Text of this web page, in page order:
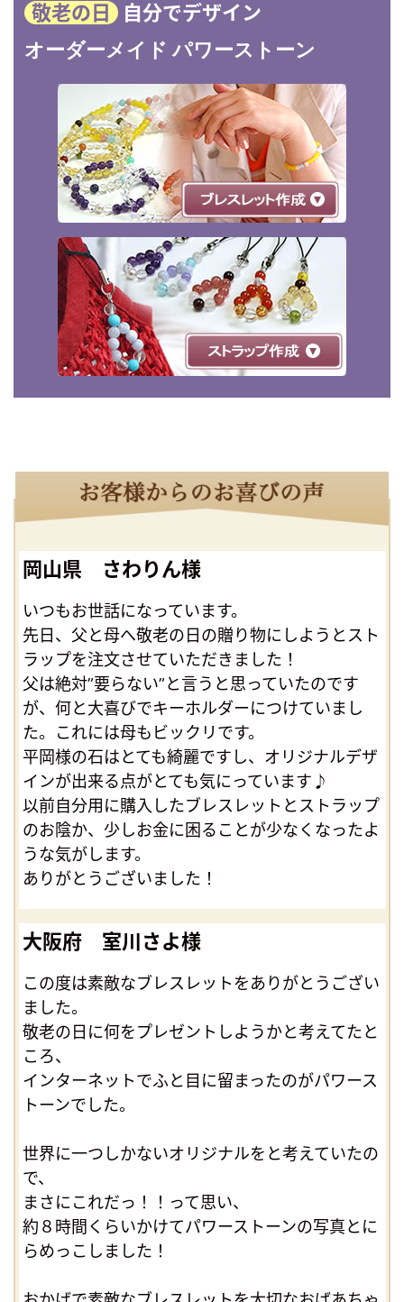
敬老の日 自分でデザイン
オーダーメイド パワーストーン
岡山県 さわりん様
いつもお世話になっています。
先日、父と母へ敬老の日の贈り物にしようとスト
ラップを注文させていただきました！
父は絶対”要らない”と言うと思っていたのです
が、何と大喜びでキーホルダーにつけていまし
た。これには母もビックリです。
平岡様の石はとても綺麗ですし、オリジナルデザ
インが出来る点がとても気にっています♪
以前自分用に購入したブレスレットとストラップ
のお陰か、少しお金に困ることが少なくなったよ
うな気がします。
ありがとうございました！
大阪府 室川さよ様
この度は素敵なブレスレットをありがとうござい
ました。
敬老の日に何をプレゼントしようかと考えてたと
ころ、
インターネットでふと目に留まったのがパワース
トーンでした。
世界に一つしかないオリジナルをと考えていたの
で、
まさにこれだっ！！って思い、
約８時間くらいかけてパワーストーンの写真とに
らめっこしました！